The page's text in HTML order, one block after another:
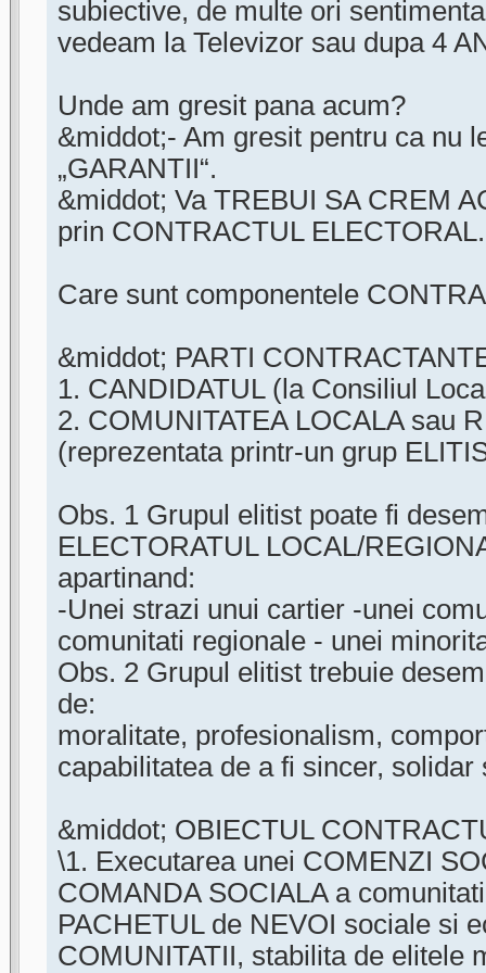
subiective, de multe ori
vedeam la Televizor sau dupa 4
Unde am gresit pana acum?
&middot;- Am gresit pentru ca nu
„GARANTII“.
&middot; Va TREBUI SA CREM
prin CONTRACTUL ELECTORAL.
Care sunt componentele
&middot; PARTI
1. CANDIDATUL (la Consiliul
2. COMUNITATEA LOCALA sau
(reprezentata printr-un grup
Obs. 1 Grupul elitist poate fi
ELECTORATUL LOCAL/
apartinand:
-Unei strazi unui cartier -unei
comunitati regionale - unei
Obs. 2 Grupul elitist trebuie
de:
moralitate, profesionalism,
capabilitatea de a fi sincer, solidar
&middot; OBIECTUL
\1. Executarea unei COMENZI
COMANDA SOCIALA a
PACHETUL de NEVOI sociale si
COMUNITATII, stabilita de elitele